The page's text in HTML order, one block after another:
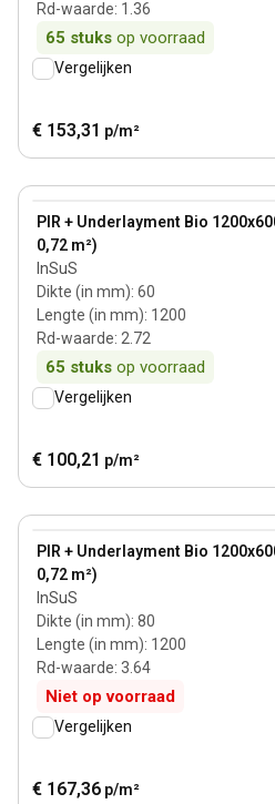
Rd-waarde: 1.36
65 stuks op voorraad
Vergelijken
€ 153,31 p/m²
PIR + Underlayment Bio
0,72 m²)
InSuS
Dikte (in mm): 60
Lengte (in mm): 1200
Rd-waarde: 2.72
65 stuks op voorraad
View product
Vergelijken
€ 100,21 p/m²
PIR + Underlayment Bio
0,72 m²)
InSuS
Dikte (in mm): 80
Lengte (in mm): 1200
Rd-waarde: 3.64
Niet op voorraad
View product
Vergelijken
€ 167,36 p/m²